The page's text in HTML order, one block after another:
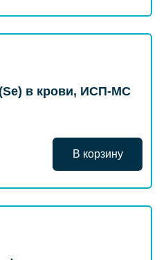
в крови, ИСП-МС
В корзину